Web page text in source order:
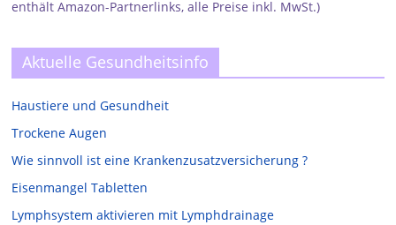
enthält Amazon-Partnerlinks, alle Preise inkl. MwSt.)
Aktuelle Gesundheitsinfo
Haustiere und Gesundheit
Trockene Augen
Wie sinnvoll ist eine Krankenzusatzversicherung ?
Eisenmangel Tabletten
Lymphsystem aktivieren mit Lymphdrainage